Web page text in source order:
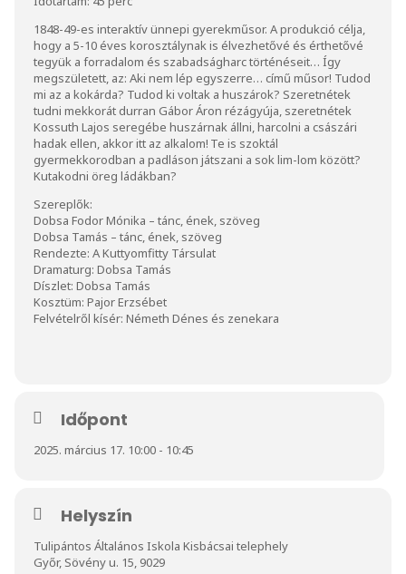
1848-49-es interaktív ünnepi gyerekműsor. A produkció célja,
hogy a 5-10 éves korosztálynak is élvezhetővé és érthetővé
tegyük a forradalom és szabadságharc történéseit… Így
megszületett, az: Aki nem lép egyszerre… című műsor! Tudod
mi az a kokárda? Tudod ki voltak a huszárok? Szeretnétek
tudni mekkorát durran Gábor Áron rézágyúja, szeretnétek
Kossuth Lajos seregébe huszárnak állni, harcolni a császári
hadak ellen, akkor itt az alkalom! Te is szoktál
gyermekkorodban a padláson játszani a sok lim-lom között?
Kutakodni öreg ládákban?
Szereplők:
Dobsa Fodor Mónika – tánc, ének, szöveg
Dobsa Tamás – tánc, ének, szöveg
Rendezte: A Kuttyomfitty Társulat
Dramaturg: Dobsa Tamás
Díszlet: Dobsa Tamás
Kosztüm: Pajor Erzsébet
Felvételről kísér: Németh Dénes és zenekara
Időpont
2025. március 17. 10:00 - 10:45
Helyszín
Tulipántos Általános Iskola Kisbácsai telephely
Győr, Sövény u. 15, 9029